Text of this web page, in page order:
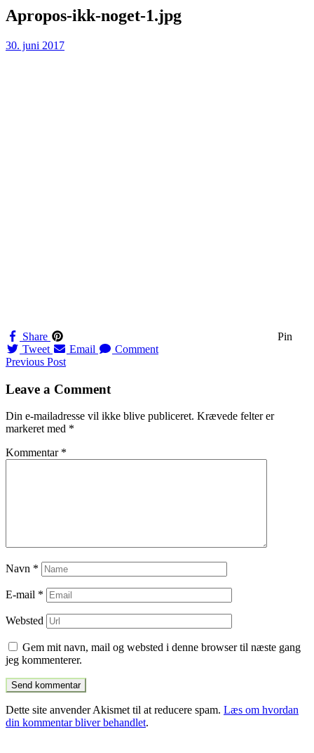
Skip
to
Apropos-ikk-noget-1.jpg
30. juni 2017
Share
Pin
Tweet
Email Comment
Navigation
til
Previous Post
Leave a Comment
Din e-mailadresse vil ikke blive publiceret. Krævede felter er
markeret med *
Kommentar *
Navn *
E-mail *
Websted
Gem mit navn, mail og websted i denne browser til næste gang
jeg kommenterer.
Dette site anvender Akismet til at reducere spam. Læs om hvordan
din kommentar bliver behandlet.